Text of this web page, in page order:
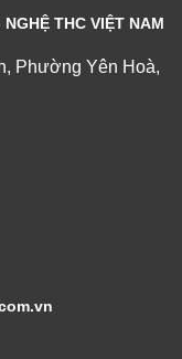
THC VIỆT NAM
Phường Yên Hoà,